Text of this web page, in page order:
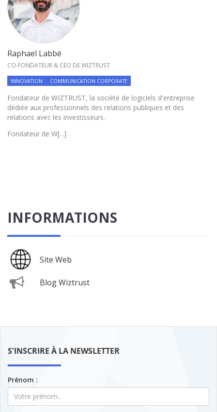
Raphael Labbé
CO-FONDATEUR & CEO DE WIZTRUST
INNOVATION COMMUNICATION CORPORATE
Fondateur de WIZTRUST, la société de logiciels d'entreprise
dédiée aux professionnels des relations publiques et des
relations avec les investisseurs.
Fondateur de W[...]
INFORMATIONS
Site Web
Blog Wiztrust
S'INSCRIRE À LA NEWSLETTER
Prénom :